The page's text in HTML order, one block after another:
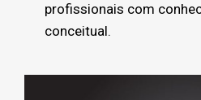
profissionais com
conceitual.